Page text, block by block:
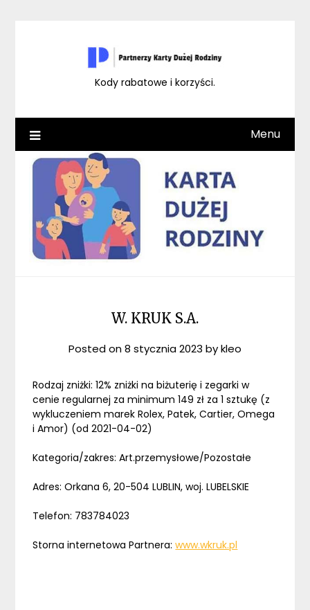
Kody rabatowe i korzyści.
Menu
W. KRUK S.A.
Posted on8 stycznia 2023 bykleo
Rodzaj zniżki: 12% zniżki na biżuterię i zegarki w
cenie regularnej za minimum 149 zł za 1 sztukę (z
wykluczeniem marek Rolex, Patek, Cartier, Omega
i Amor) (od 2021-04-02)
Kategoria/zakres: Art.przemysłowe/Pozostałe
Adres: Orkana 6, 20-504 LUBLIN, woj. LUBELSKIE
Telefon: 783784023
Storna internetowa Partnera:www.wkruk.pl